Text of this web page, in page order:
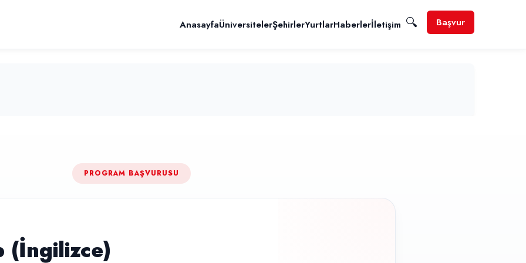
AnasayfaÜniversitelerŞehirlerYurtlarHaberlerİletişim 🔍 Başvur
PROGRAM BAŞVURUSU
(İngilizce)